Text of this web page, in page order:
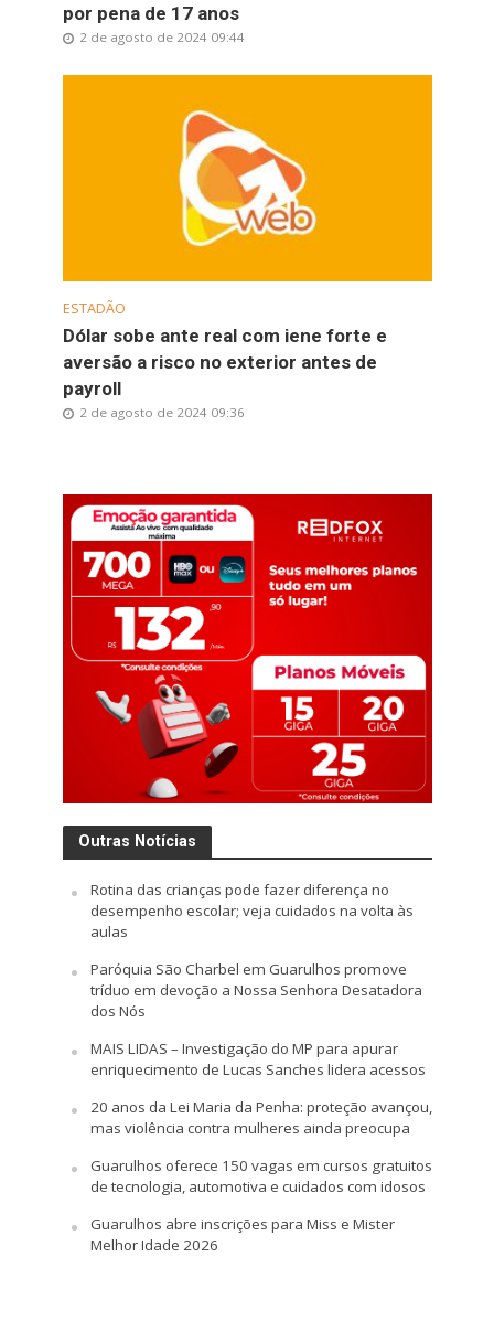
por pena de 17 anos
2 de agosto de 2024 09:44
ESTADÃO
Dólar sobe ante real com iene forte e
aversão a risco no exterior antes de
payroll
2 de agosto de 2024 09:36
Outras Notícias
Rotina das crianças pode fazer diferença no
desempenho escolar; veja cuidados na volta às
aulas
Paróquia São Charbel em Guarulhos promove
tríduo em devoção a Nossa Senhora Desatadora
dos Nós
MAIS LIDAS – Investigação do MP para apurar
enriquecimento de Lucas Sanches lidera acessos
20 anos da Lei Maria da Penha: proteção avançou,
mas violência contra mulheres ainda preocupa
Guarulhos oferece 150 vagas em cursos gratuitos
de tecnologia, automotiva e cuidados com idosos
Guarulhos abre inscrições para Miss e Mister
Melhor Idade 2026